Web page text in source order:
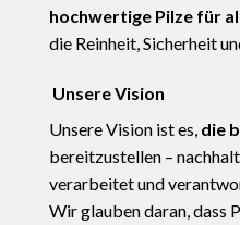
hochwertige Pilze für
die Reinheit, Sicherheit
Unsere Vision
Unsere Vision ist es, die
bereitzustellen –
verarbeitet und
Wir glauben daran, dass